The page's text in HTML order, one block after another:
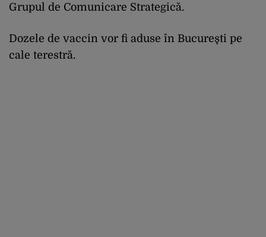
Grupul de Comunicare Strategică.
Dozele de vaccin vor fi aduse în Bucureşti pe
cale terestră.